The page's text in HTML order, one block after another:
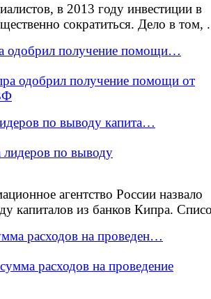
в 2013 году инвестиции в
сократиться. Дело в том,
одобрил получение помощи…
по выводу капита…
агентство России назвало
капиталов из банков Кипра.
расходов на проведен…